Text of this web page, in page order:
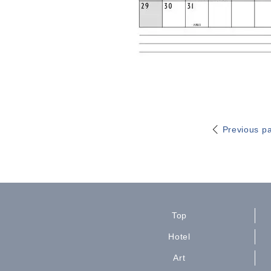
Previous
Top
Hotel
Art